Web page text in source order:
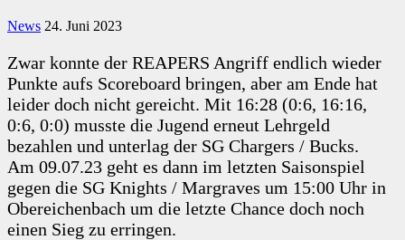
News 24. Juni 2023
Zwar konnte der REAPERS Angriff endlich wieder
Punkte aufs Scoreboard bringen, aber am Ende hat
leider doch nicht gereicht. Mit 16:28 (0:6, 16:16,
0:6, 0:0) musste die Jugend erneut Lehrgeld
bezahlen und unterlag der SG Chargers / Bucks.
Am 09.07.23 geht es dann im letzten Saisonspiel
gegen die SG Knights / Margraves um 15:00 Uhr in
Obereichenbach um die letzte Chance doch noch
einen Sieg zu erringen.